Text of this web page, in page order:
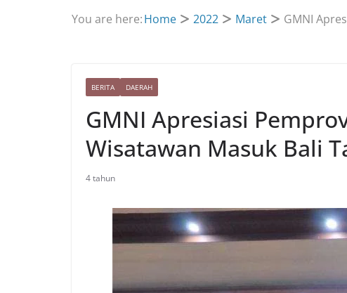
You are here:Home 2022 Maret GMNI
BERITA DAERAH
GMNI Apresiasi
Wisatawan Masuk Bali
4 tahun